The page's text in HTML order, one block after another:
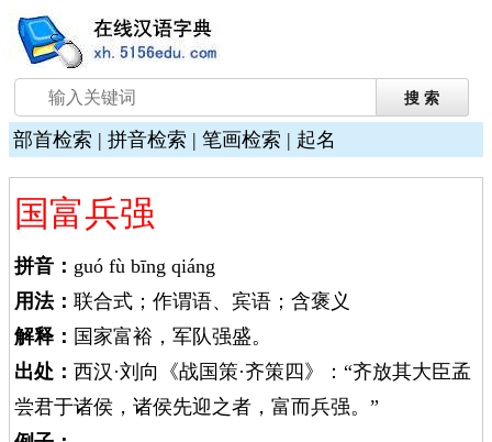
部首检索 | 拼音检索 | 笔画检索 | 起名
国富兵强
拼音： guó fù bīng qiáng
用法： 联合式；作谓语、宾语；含褒义
解释： 国家富裕，军队强盛。
出处： 西汉·刘向《战国策·齐策四》：“齐放其大臣孟
尝君于诸侯，诸侯先迎之者，富而兵强。”